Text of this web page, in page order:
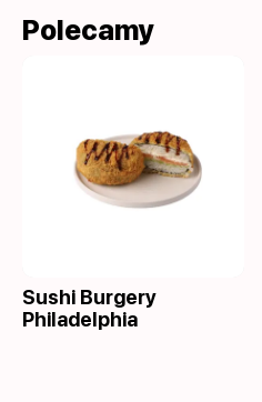
Polecamy
Sushi Burgery
Philadelphia